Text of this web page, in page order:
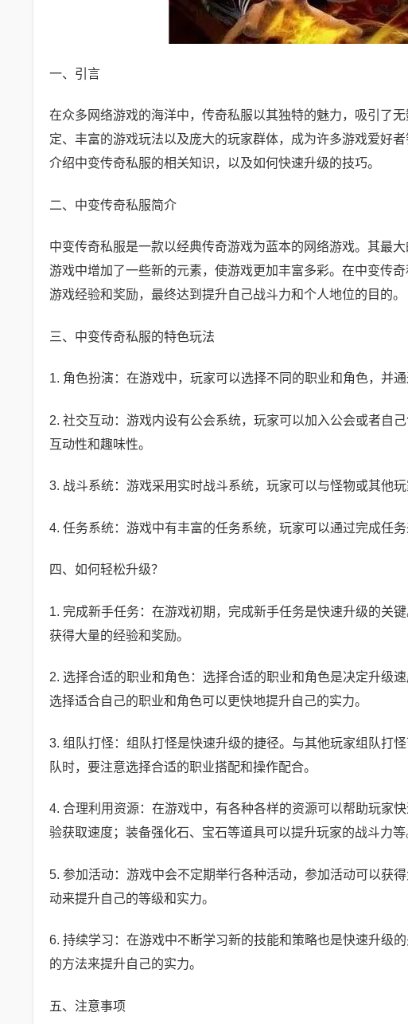
一、引言
在众多网络游戏的海洋中，传奇私服以其独特的魅力，吸引了
定、丰富的游戏玩法以及庞大的玩家群体，成为许多游戏爱好
介绍中变传奇私服的相关知识，以及如何快速升级的技巧。
二、中变传奇私服简介
中变传奇私服是一款以经典传奇游戏为蓝本的网络游戏。其最
游戏中增加了一些新的元素，使游戏更加丰富多彩。在中变传
游戏经验和奖励，最终达到提升自己战斗力和个人地位的目的。
三、中变传奇私服的特色玩法
1. 角色扮演：在游戏中，玩家可以选择不同的职业和角色，并
2. 社交互动：游戏内设有公会系统，玩家可以加入公会或者自
互动性和趣味性。
3. 战斗系统：游戏采用实时战斗系统，玩家可以与怪物或其他
4. 任务系统：游戏中有丰富的任务系统，玩家可以通过完成任
四、如何轻松升级？
1. 完成新手任务：在游戏初期，完成新手任务是快速升级的关
获得大量的经验和奖励。
2. 选择合适的职业和角色：选择合适的职业和角色是决定升级
选择适合自己的职业和角色可以更快地提升自己的实力。
3. 组队打怪：组队打怪是快速升级的捷径。与其他玩家组队打
队时，要注意选择合适的职业搭配和操作配合。
4. 合理利用资源：在游戏中，有各种各样的资源可以帮助玩家
验获取速度；装备强化石、宝石等道具可以提升玩家的战斗力
5. 参加活动：游戏中会不定期举行各种活动，参加活动可以获
动来提升自己的等级和实力。
6. 持续学习：在游戏中不断学习新的技能和策略也是快速升级
的方法来提升自己的实力。
五、注意事项